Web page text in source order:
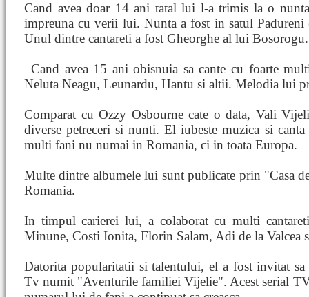
Cand avea doar 14 ani tatal lui l-a trimis la o
impreuna cu verii lui. Nunta a fost in satul Padureni
Unul dintre cantareti a fost Gheorghe al lui Bosorogu.
Cand avea 15 ani obisnuia sa cante cu foarte
Neluta Neagu, Leunardu, Hantu si altii. Melodia lui
Comparat cu Ozzy Osbourne cate o data, Vali
diverse petreceri si nunti. El iubeste muzica si canta
multi fani nu numai in Romania, ci in toata Europa.
Multe dintre albumele lui sunt publicate prin "Casa
Romania.
In timpul carierei lui, a colaborat cu multi
Minune, Costi Ionita, Florin Salam, Adi de la Valcea
Datorita popularitatii si talentului, el a fost invitat
Tv numit "Aventurile familiei Vijelie". Acest serial